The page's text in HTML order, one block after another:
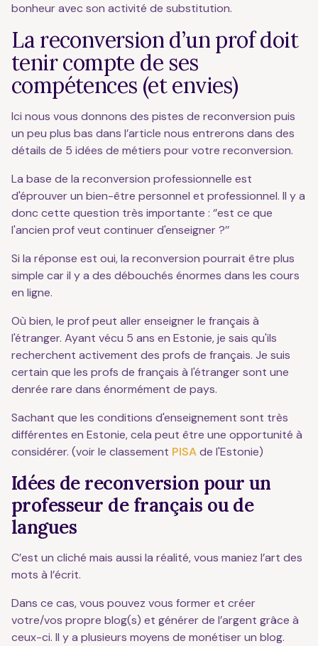
bonheur avec son activité de substitution.
La reconversion d’un prof doit
tenir compte de ses
compétences (et envies)
Ici nous vous donnons des pistes de reconversion puis
un peu plus bas dans l’article nous entrerons dans des
détails de 5 idées de métiers pour votre reconversion.
La base de la reconversion professionnelle est
d'éprouver un bien-être personnel et professionnel. Il y a
donc cette question très importante : ‘’est ce que
l'ancien prof veut continuer d'enseigner ?’’
Si la réponse est oui, la reconversion pourrait être plus
simple car il y a des débouchés énormes dans les cours
en ligne.
Où bien, le prof peut aller enseigner le français à
l'étranger. Ayant vécu 5 ans en Estonie, je sais qu'ils
recherchent activement des profs de français. Je suis
certain que les profs de français à l'étranger sont une
denrée rare dans énormément de pays.
Sachant que les conditions d'enseignement sont très
différentes en Estonie, cela peut être une opportunité à
considérer. (voir le classement PISAde l'Estonie)
Idées de reconversion pour un
professeur de français ou de
langues
C’est un cliché mais aussi la réalité, vous maniez l’art des
mots à l’écrit.
Dans ce cas, vous pouvez vous former et créer
votre/vos propre blog(s) et générer de l’argent grâce à
ceux-ci. Il y a plusieurs moyens de monétiser un blog.